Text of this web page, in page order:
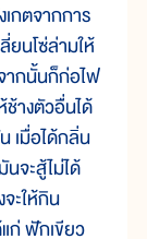
กตจากการ
ยนโซ่ล่ามให้
ากนั้นก็ก่อไฟ
ช้างตัวอื่นได้
เมื่อได้กลิ่น
จะสู้ไม่ได้
ะให้กิน
ก่ ฟักเขียว